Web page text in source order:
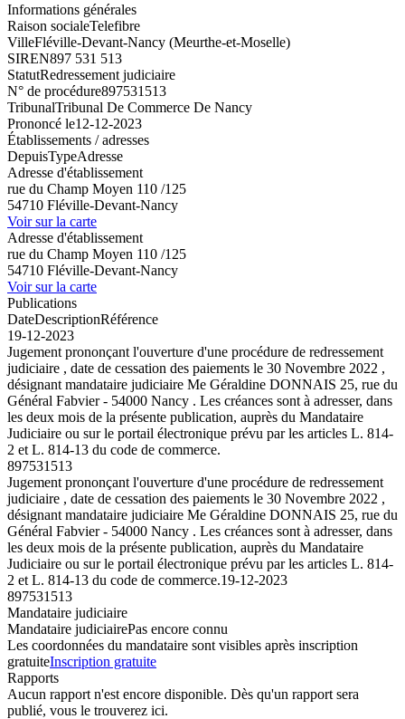
Informations générales
Raison socialeTelefibre
VilleFléville-Devant-Nancy (Meurthe-et-Moselle)
SIREN897 531 513
StatutRedressement judiciaire
N° de procédure897531513
TribunalTribunal De Commerce De Nancy
Prononcé le12-12-2023
Établissements / adresses
DepuisTypeAdresse
Adresse d'établissement
rue du Champ Moyen 110 /125
54710 Fléville-Devant-Nancy
Voir sur la carte
Adresse d'établissement
rue du Champ Moyen 110 /125
54710 Fléville-Devant-Nancy
Voir sur la carte
Publications
DateDescriptionRéférence
19-12-2023
Jugement prononçant l'ouverture d'une procédure de redressement
judiciaire , date de cessation des paiements le 30 Novembre 2022 ,
désignant mandataire judiciaire Me Géraldine DONNAIS 25, rue du
Général Fabvier - 54000 Nancy . Les créances sont à adresser, dans
les deux mois de la présente publication, auprès du Mandataire
Judiciaire ou sur le portail électronique prévu par les articles L. 814-
2 et L. 814-13 du code de commerce.
897531513
Jugement prononçant l'ouverture d'une procédure de redressement
judiciaire , date de cessation des paiements le 30 Novembre 2022 ,
désignant mandataire judiciaire Me Géraldine DONNAIS 25, rue du
Général Fabvier - 54000 Nancy . Les créances sont à adresser, dans
les deux mois de la présente publication, auprès du Mandataire
Judiciaire ou sur le portail électronique prévu par les articles L. 814-
2 et L. 814-13 du code de commerce.19-12-2023
897531513
Mandataire judiciaire
Mandataire judiciairePas encore connu
Les coordonnées du mandataire sont visibles après inscription
gratuiteInscription gratuite
Rapports
Aucun rapport n'est encore disponible. Dès qu'un rapport sera
publié, vous le trouverez ici.